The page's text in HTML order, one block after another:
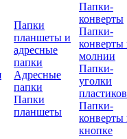
Папки
планшеты и
адресные
папки
Адресные
папки
Папки
планшеты
Папки-
конверты
Папки-
конверты
молнии
Папки-
уголки
Папки-
конверты
кнопке